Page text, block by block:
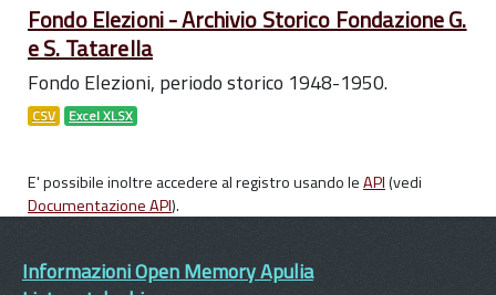
Fondo Elezioni - Archivio Storico Fondazione G.
e S. Tatarella
Fondo Elezioni, periodo storico 1948-1950.
CSV Excel XLSX
E' possibile inoltre accedere al registro usando leAPI(vedi
Documentazione API).
Informazioni Open Memory Apulia